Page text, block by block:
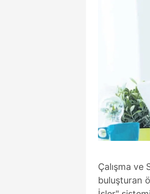
Çalışma ve
buluşturan